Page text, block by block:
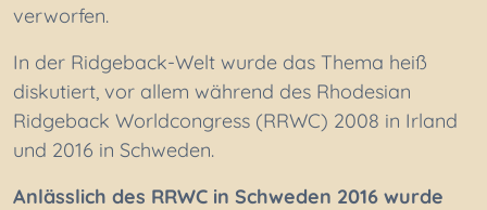
verworfen.
In der Ridgeback-Welt wurde das Thema heiß
diskutiert, vor allem während des Rhodesian
Ridgeback Worldcongress (RRWC) 2008 in Irland
und 2016 in Schweden.
Anlässlich des RRWC in Schweden 2016 wurde